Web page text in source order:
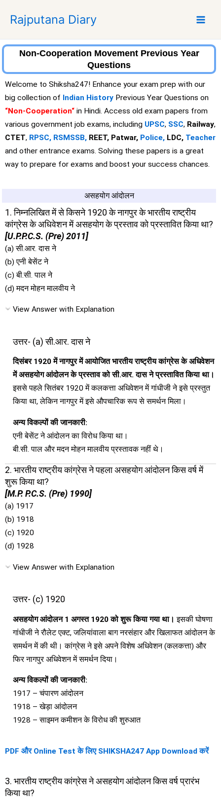
p
Rajputana Diary
Non-Cooperation Movement Previous Year
Questions
Welcome to Shiksha247! Enhance your exam prep with our
big collection of Indian History Previous Year Questions on
“Non-Cooperation“ in Hindi. Access old exam papers from
various government job exams, including UPSC, SSC, Railway,
CTET, RPSC, RSMSSB, REET, Patwar, Police, LDC, Teacher
and other entrance exams. Solving these papers is a great
way to prepare for exams and boost your success chances.
असहयोग आंदोलन
1. निम्नलिखित में से किसने 1920 के नागपुर के भारतीय राष्ट्रीय
कांग्रेस के अधिवेशन में असहयोग के प्रस्ताव को प्रस्तावित किया था?
[U.P.P.C.S. (Pre) 2011]
(a) सी.आर. दास ने
(b) एनी बेसेंट ने
(c) बी.सी. पाल ने
(d) मदन मोहन मालवीय ने
View Answer with Explanation
उत्तर- (a) सी.आर. दास ने
दिसंबर 1920 में नागपुर में आयोजित भारतीय राष्ट्रीय कांग्रेस के अधिवेशन
में असहयोग आंदोलन के प्रस्ताव को सी.आर. दास ने प्रस्तावित किया था।
इससे पहले सितंबर 1920 में कलकत्ता अधिवेशन में गांधीजी ने इसे प्रस्तुत
किया था, लेकिन नागपुर में इसे औपचारिक रूप से समर्थन मिला।
अन्य विकल्पों की जानकारी:
एनी बेसेंट ने आंदोलन का विरोध किया था।
बी.सी. पाल और मदन मोहन मालवीय प्रस्तावक नहीं थे।
2. भारतीय राष्ट्रीय कांग्रेस ने पहला असहयोग आंदोलन किस वर्ष में
शुरू किया था?
[M.P. P.C.S. (Pre) 1990]
(a) 1917
(b) 1918
(c) 1920
(d) 1928
View Answer with Explanation
उत्तर- (c) 1920
असहयोग आंदोलन 1 अगस्त 1920 को शुरू किया गया था। इसकी घोषणा
गांधीजी ने रौलेट एक्ट, जलियांवाला बाग नरसंहार और खिलाफत आंदोलन के
समर्थन में की थी। कांग्रेस ने इसे अपने विशेष अधिवेशन (कलकत्ता) और
फिर नागपुर अधिवेशन में समर्थन दिया।
अन्य विकल्पों की जानकारी:
1917 – चंपारण आंदोलन
1918 – खेड़ा आंदोलन
1928 – साइमन कमीशन के विरोध की शुरुआत
PDF और Online Test के लिए SHIKSHA247 App Download करें
3. भारतीय राष्ट्रीय कांग्रेस ने असहयोग आंदोलन किस वर्ष प्रारंभ
किया था?